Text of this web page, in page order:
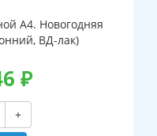
А4. Новогодняя
ВД-лак)
₽
+